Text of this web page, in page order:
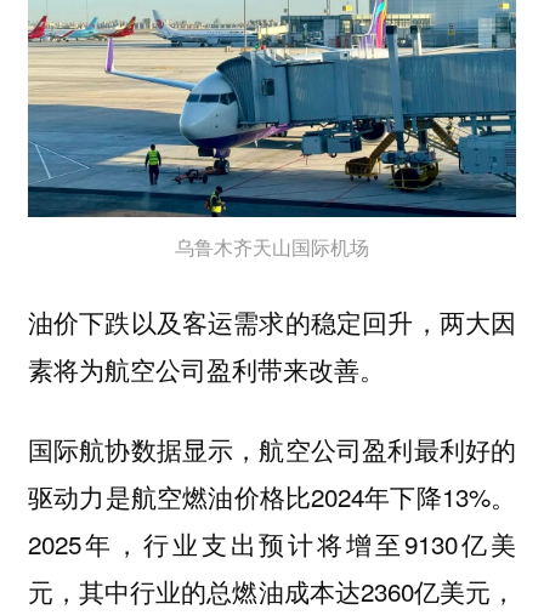
乌鲁木齐天山国际机场
油价下跌以及客运需求的稳定回升，两大因
素将为航空公司盈利带来改善。
国际航协数据显示，航空公司盈利最利好的
驱动力是航空燃油价格比2024年下降13%。
2025年，行业支出预计将增至9130亿美
元，其中行业的总燃油成本达2360亿美元，